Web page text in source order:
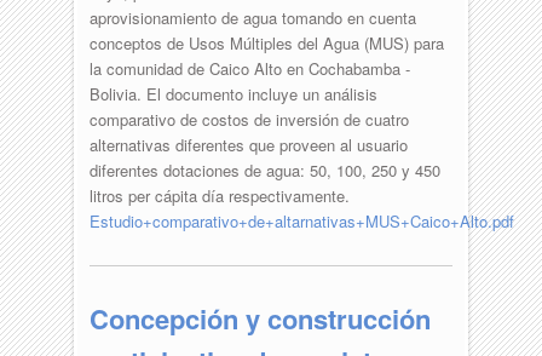
aprovisionamiento de agua tomando en cuenta
conceptos de Usos Múltiples del Agua (MUS) para
la comunidad de Caico Alto en Cochabamba -
Bolivia. El documento incluye un análisis
comparativo de costos de inversión de cuatro
alternativas diferentes que proveen al usuario
diferentes dotaciones de agua: 50, 100, 250 y 450
litros per cápita día respectivamente.
Estudio+comparativo+de+altarnativas+MUS+Caico+Alto.pdf
Concepción y construcción